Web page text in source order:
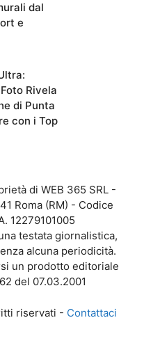
dal
e
Rivela
di Punta
con i Top
di WEB 365 SRL -
Roma (RM) - Codice
12279101005
testata giornalistica,
alcuna periodicità.
un prodotto editoriale
del 07.03.2001
riservati - Contattaci